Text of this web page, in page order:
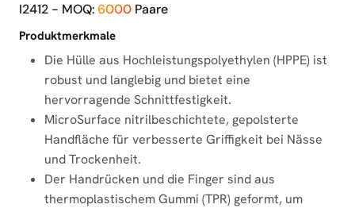
I2412 - MOQ:6000 Paare
Produktmerkmale
Die Hülle aus Hochleistungspolyethylen (HPPE) ist
robust und langlebig und bietet eine
hervorragende Schnittfestigkeit.
MicroSurface nitrilbeschichtete, gepolsterte
Handfläche für verbesserte Griffigkeit bei Nässe
und Trockenheit.
Der Handrücken und die Finger sind aus
thermoplastischem Gummi (TPR) geformt, um